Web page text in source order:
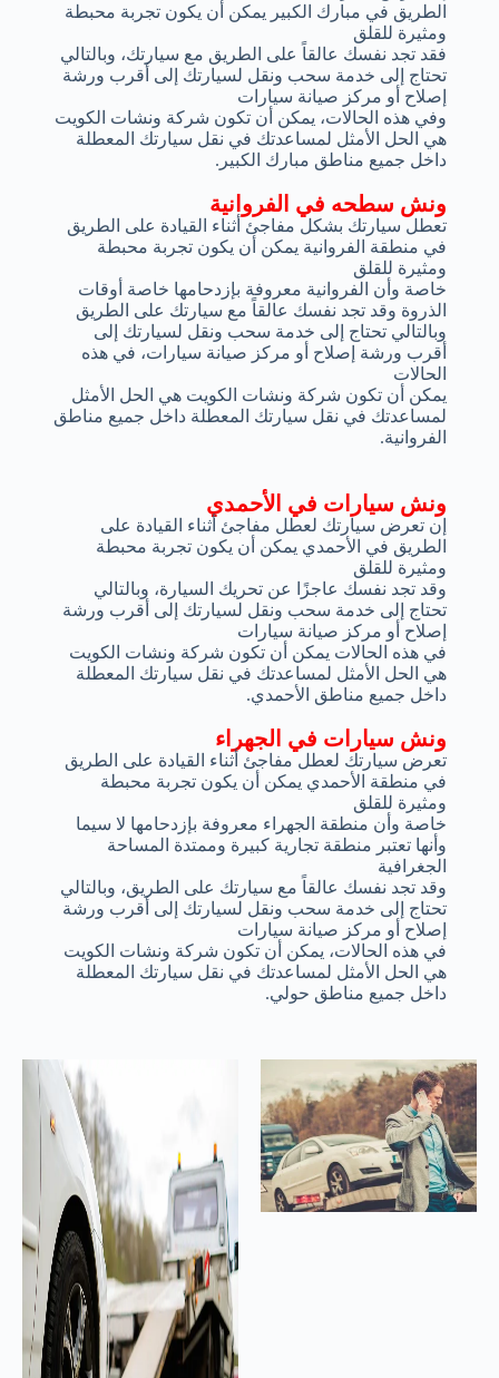
ونش سطحه في الفروانية
تعطل سيارتك بشكل مفاجئ أثناء القيادة على الطريق
في منطقة الفروانية يمكن أن يكون تجربة محبطة
ومثيرة للقلق
خاصة وأن الفروانية معروفة بإزدحامها خاصة أوقات
الذروة وقد تجد نفسك عالقاً مع سيارتك على الطريق
وبالتالي تحتاج إلى خدمة سحب ونقل لسيارتك إلى
أقرب ورشة إصلاح أو مركز صيانة سيارات، في هذه
الحالات
يمكن أن تكون شركة ونشات الكويت هي الحل الأمثل
لمساعدتك في نقل سيارتك المعطلة داخل جميع مناطق
الفروانية.
الطريق في مبارك الكبير يمكن أن يكون تجربة محبطة
ومثيرة للقلق
فقد تجد نفسك عالقاً على الطريق مع سيارتك، وبالتالي
تحتاج إلى خدمة سحب ونقل لسيارتك إلى أقرب ورشة
إصلاح أو مركز صيانة سيارات
وفي هذه الحالات، يمكن أن تكون شركة ونشات الكويت
هي الحل الأمثل لمساعدتك في نقل سيارتك المعطلة
داخل جميع مناطق مبارك الكبير.
ونش سيارات في الجهراء
تعرض سيارتك لعطل مفاجئ أثناء القيادة على الطريق
في منطقة الأحمدي يمكن أن يكون تجربة محبطة
ومثيرة للقلق
خاصة وأن منطقة الجهراء معروفة بإزدحامها لا سيما
وأنها تعتبر منطقة تجارية كبيرة وممتدة المساحة
الجغرافية
وقد تجد نفسك عالقاً مع سيارتك على الطريق، وبالتالي
تحتاج إلى خدمة سحب ونقل لسيارتك إلى أقرب ورشة
إصلاح أو مركز صيانة سيارات
في هذه الحالات، يمكن أن تكون شركة ونشات الكويت
هي الحل الأمثل لمساعدتك في نقل سيارتك المعطلة
داخل جميع مناطق حولي.
ونش سيارات في الأحمدي
إن تعرض سيارتك لعطل مفاجئ أثناء القيادة على
الطريق في الأحمدي يمكن أن يكون تجربة محبطة
ومثيرة للقلق
وقد تجد نفسك عاجزًا عن تحريك السيارة، وبالتالي
تحتاج إلى خدمة سحب ونقل لسيارتك إلى أقرب ورشة
إصلاح أو مركز صيانة سيارات
في هذه الحالات يمكن أن تكون شركة ونشات الكويت
هي الحل الأمثل لمساعدتك في نقل سيارتك المعطلة
داخل جميع مناطق الأحمدي.